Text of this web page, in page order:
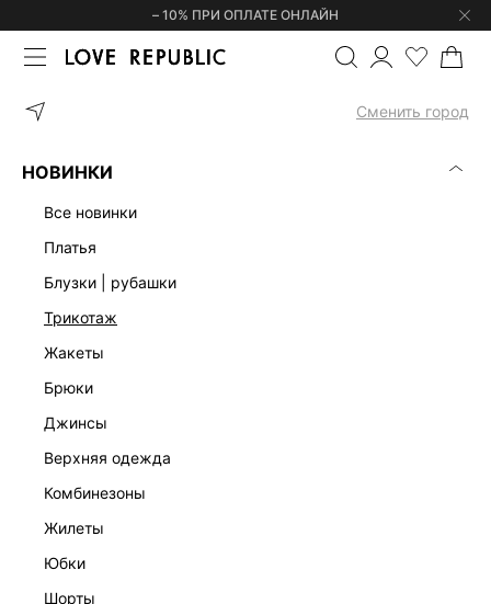
– 10% ПРИ ОПЛАТЕ ОНЛАЙН
Сменить город
НОВИНКИ
все новинки
платья
блузки | рубашки
трикотаж
жакеты
брюки
джинсы
верхняя одежда
комбинезоны
жилеты
юбки
шорты
ГЛАВНАЯ ПРЯМЫЕ ДЖИНСЫ